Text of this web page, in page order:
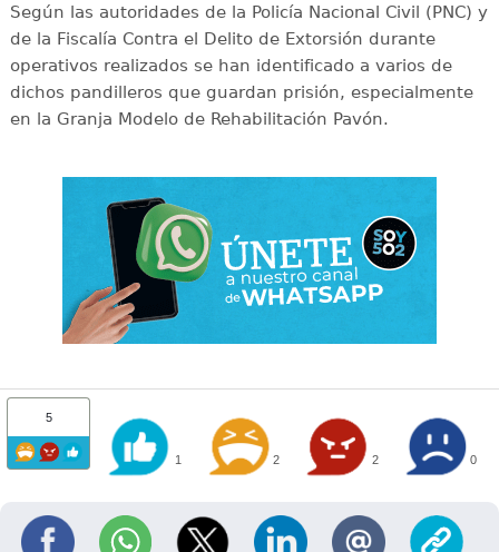
Según las autoridades de la Policía Nacional Civil (PNC) y
de la Fiscalía Contra el Delito de Extorsión durante
operativos realizados se han identificado a varios de
dichos pandilleros que guardan prisión, especialmente
en la Granja Modelo de Rehabilitación Pavón.
5
1 2 2 0